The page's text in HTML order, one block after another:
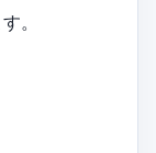
。